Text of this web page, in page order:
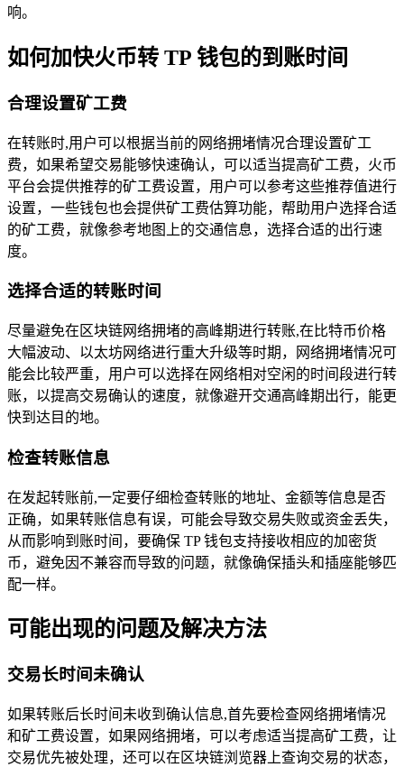
响。
如何加快火币转 TP 钱包的到账时间
合理设置矿工费
在转账时,用户可以根据当前的网络拥堵情况合理设置矿工
费，如果希望交易能够快速确认，可以适当提高矿工费，火币
平台会提供推荐的矿工费设置，用户可以参考这些推荐值进行
设置，一些钱包也会提供矿工费估算功能，帮助用户选择合适
的矿工费，就像参考地图上的交通信息，选择合适的出行速
度。
选择合适的转账时间
尽量避免在区块链网络拥堵的高峰期进行转账,在比特币价格
大幅波动、以太坊网络进行重大升级等时期，网络拥堵情况可
能会比较严重，用户可以选择在网络相对空闲的时间段进行转
账，以提高交易确认的速度，就像避开交通高峰期出行，能更
快到达目的地。
检查转账信息
在发起转账前,一定要仔细检查转账的地址、金额等信息是否
正确，如果转账信息有误，可能会导致交易失败或资金丢失，
从而影响到账时间，要确保 TP 钱包支持接收相应的加密货
币，避免因不兼容而导致的问题，就像确保插头和插座能够匹
配一样。
可能出现的问题及解决方法
交易长时间未确认
如果转账后长时间未收到确认信息,首先要检查网络拥堵情况
和矿工费设置，如果网络拥堵，可以考虑适当提高矿工费，让
交易优先被处理，还可以在区块链浏览器上查询交易的状态，